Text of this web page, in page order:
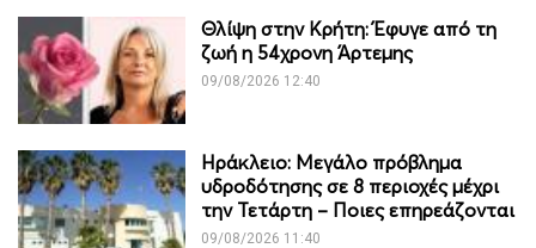
Θλίψη στην Κρήτη: Έφυγε από τη
ζωή η 54χρονη Άρτεμης
09/08/2026 12:40
Ηράκλειο: Μεγάλο πρόβλημα
υδροδότησης σε 8 περιοχές μέχρι
την Τετάρτη – Ποιες επηρεάζονται
09/08/2026 11:40